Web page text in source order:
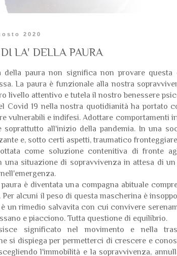
2020
LA' DELLA PAURA
paura non significa non provare questa
La paura è funzionale alla nostra
livello attentivo e tutela il nostro benessere
Covid 19 nella nostra quotidianità ha portato
vulnerabili e indifesi. Adottare comportamenti
soprattutto all'inizio della pandemia. In una
e, sotto certi aspetti, traumatico
come soluzione contenitiva di fronte
una situazione di sopravvivenza in attesa di
è diventata una compagna abituale
alcuni il peso di questa mascherina è
un rimedio salvavita con cui convivere
e piacciono. Tutta questione di equilibrio.
significato nel movimento e nella
si dispiega per permetterci di crescere e
l'immobilità e la sopravvivenza,